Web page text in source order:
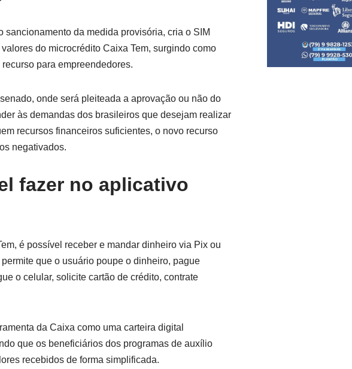
sancionamento da medida provisória, cria o SIM
do microcrédito Caixa Tem, surgindo como
para empreendedores.
onde será pleiteada a aprovação ou não do
às demandas dos brasileiros que desejam realizar
recursos financeiros suficientes, o novo recurso
negativados.
fazer no aplicativo
é possível receber e mandar dinheiro via Pix ou
que o usuário poupe o dinheiro, pague
o celular, solicite cartão de crédito, contrate
da Caixa como uma carteira digital
que os beneficiários dos programas de auxílio
recebidos de forma simplificada.